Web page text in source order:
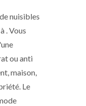
nuisibles
. Vous
ou anti
maison,
Le